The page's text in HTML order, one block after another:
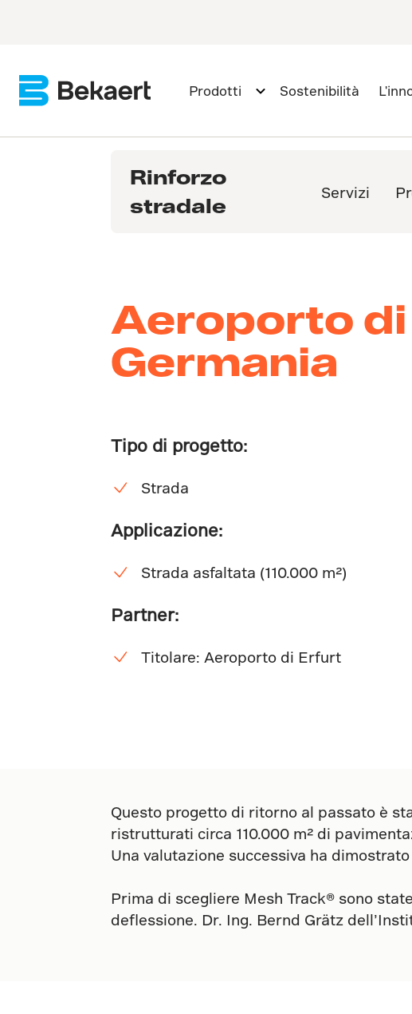
Prodotti Sostenibilità
Rinforzo
stradale
Servizi
Aeroporto
Germania
Tipo di progetto:
Strada
Applicazione:
Strada asfaltata (110.000 m²)
Partner:
Titolare: Aeroporto di Erfurt
Questo progetto di ritorno al passato è
ristrutturati circa 110.000 m² di
Una valutazione successiva ha
Prima di scegliere Mesh Track® sono
deflessione. Dr. Ing. Bernd Grätz